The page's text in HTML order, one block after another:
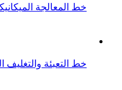
خط المعالجة
خط التعبئة والتغليف